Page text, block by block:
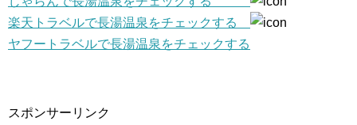
楽天トラベルで長湯温泉をチェックする
ヤフートラベルで長湯温泉をチェックする
スポンサーリンク